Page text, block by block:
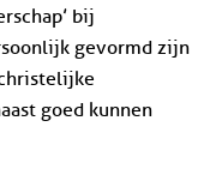
bij
gevormd zijn
goed kunnen